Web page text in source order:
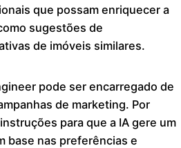
que possam enriquecer a
sugestões de
de imóveis similares.
pode ser encarregado de
de marketing. Por
para que a IA gere um
base nas preferências e